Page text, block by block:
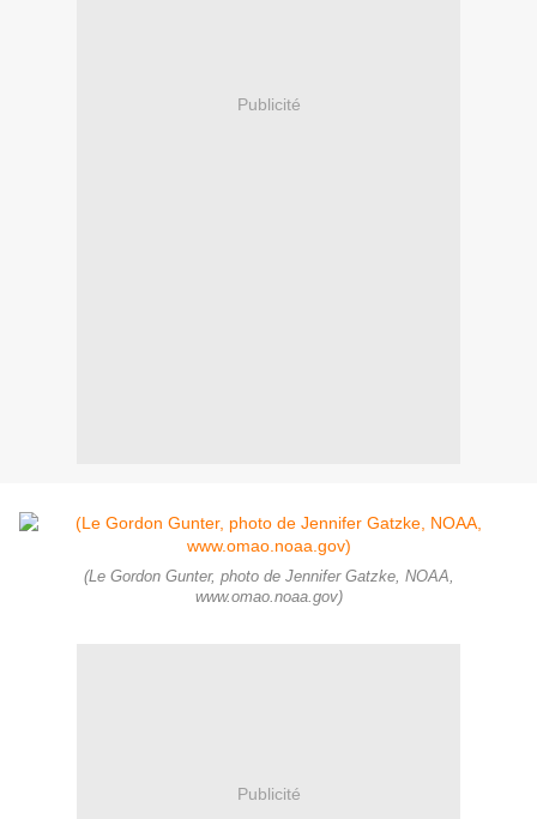
Publicité
(Le Gordon Gunter, photo de Jennifer Gatzke, NOAA,
www.omao.noaa.gov)
Publicité